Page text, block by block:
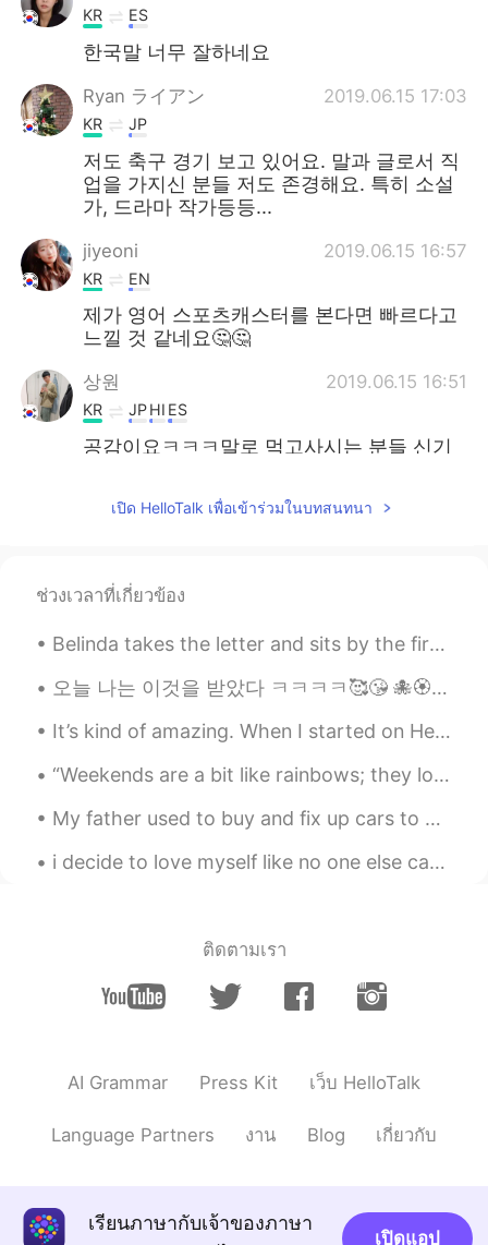
KR ES
한국말 너무 잘하네요
Ryan ライアン 2019.06.15 17:03
KR JP
저도 축구 경기 보고 있어요. 말과 글로서 직
업을 가지신 분들 저도 존경해요. 특히 소설
가, 드라마 작가등등...
jiyeoni 2019.06.15 16:57
KR EN
제가 영어 스포츠캐스터를 본다면 빠르다고
느낄 것 같네요🤔🤔
상원 2019.06.15 16:51
KR JPHI ES
공감이요ㅋㅋㅋ말로 먹고사시는 분들 신기
2019.06.15 16:46
스포츠 중계는 네이티브한테도 빨라요 ㅋㅋ
ㅋ 랩하는 것 같아
김진우 2019.06.15 16:45
เปิด HelloTalk เพื่อเข้าร่วมในบทสนทนา
ช่วงเวลาที่เกี่ยวข้อง
Belinda takes the letter and sits by the fire, staring off into space. Then she absentmindedly ...
오늘 나는 이것을 받았다 ㅋㅋㅋㅋ🥰😘 🐙🏵️🤤 나의 가장 사랑하는 사람으로부터🤗😍 당신은 사랑스럽고 나도 당신을 정말 사랑해요❤️❤️💜💜 진심으로 고마워요 ㅋㅋㅋㅋ 자기😁😘🙈🤗
It’s kind of amazing. When I started on HelloTalk 266 days ago, I was only looking for 2-3 friend...
“Weekends are a bit like rainbows; they look good from a distance but disappear when you get up c...
My father used to buy and fix up cars to either collect, trade or sell for fun/hobby when he was ...
i decide to love myself like no one else can love me so, i love me, myself and i 🤭 have a great t...
ติดตามเรา
AI Grammar Press Kit เว็บ HelloTalk
Language Partners งาน Blog เกี่ยวกับ
เรียนภาษากับเจ้าของภาษา
เปิดแอป